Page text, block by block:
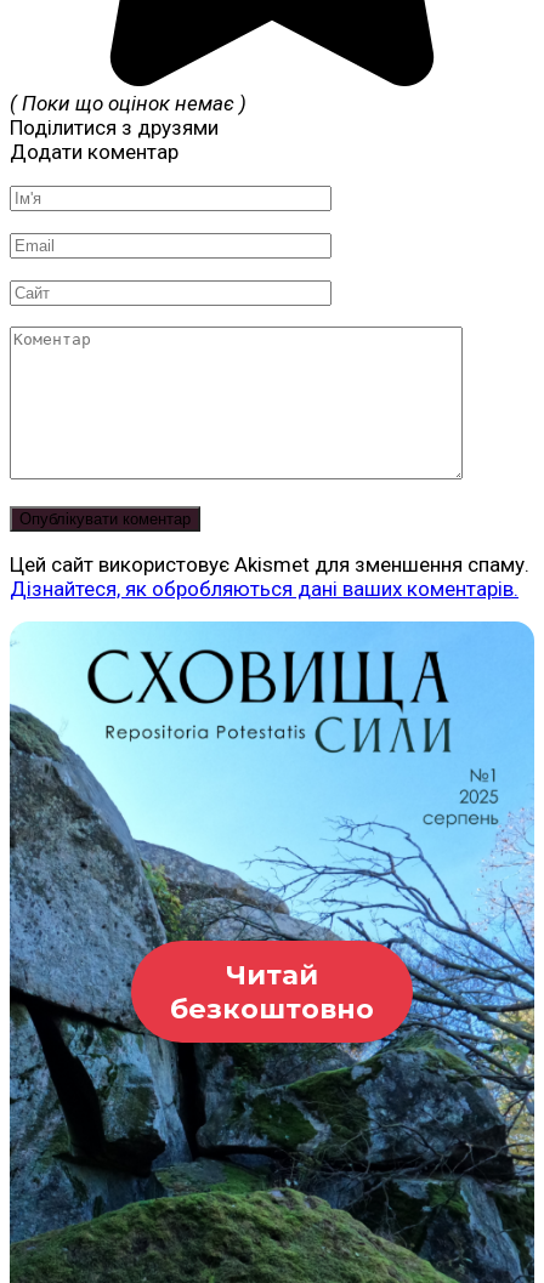
( Поки що оцінок немає )
Поділитися з друзями
Додати коментар
Ім'я
Email
Сайт
Коментар
Цей сайт використовує Akismet для зменшення спаму.
Дізнайтеся, як обробляються дані ваших коментарів.
Читай
безкоштовно